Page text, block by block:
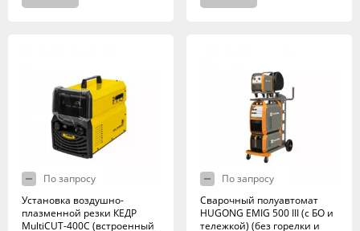
По запросу
Установка воздушно-
плазменной резки КЕДР
MultiCUT-400C (встроенный
По запросу
Сварочный полуавтомат
HUGONG EMIG 500 III (с БО и
тележкой) (без горелки и